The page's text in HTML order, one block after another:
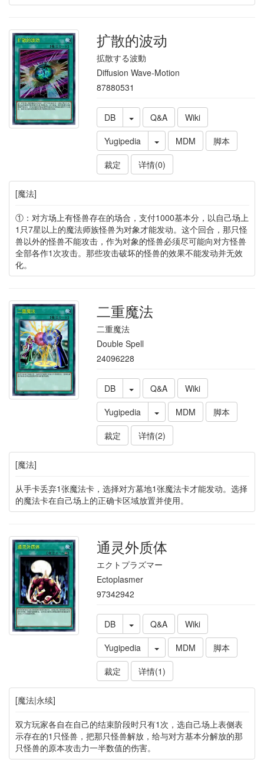
扩散的波动
拡散する波動
Diffusion Wave-Motion
87880531
DB Q&A
Wiki
Yugipedia
MDM
脚本
裁定
详情(0)
[魔法]
①：对方场上有怪兽存在的场合，支付1000基本分，以自己场上
1只7星以上的魔法师族怪兽为对象才能发动。这个回合，那只怪
兽以外的怪兽不能攻击，作为对象的怪兽必须尽可能向对方怪兽
全部各作1次攻击。那些攻击破坏的怪兽的效果不能发动并无效
化。
二重魔法
二重魔法
Double Spell
24096228
DB Q&A
Wiki
Yugipedia
MDM
脚本
裁定
详情(2)
[魔法]
从手卡丢弃1张魔法卡，选择对方墓地1张魔法卡才能发动。选择
的魔法卡在自己场上的正确卡区域放置并使用。
通灵外质体
エクトプラズマー
Ectoplasmer
97342942
DB Q&A
Wiki
Yugipedia
MDM
脚本
裁定
详情(1)
[魔法|永续]
双方玩家各自在自己的结束阶段时只有1次，选自己场上表侧表
示存在的1只怪兽，把那只怪兽解放，给与对方基本分解放的那
只怪兽的原本攻击力一半数值的伤害。